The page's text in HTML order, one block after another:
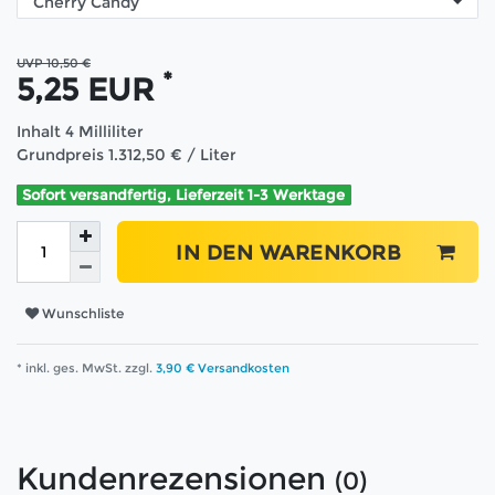
UVP 10,50 €
5,25 EUR *
Inhalt 4 Milliliter
Grundpreis 1.312,50 € / Liter
Sofort versandfertig, Lieferzeit 1-3 Werktage
IN DEN WARENKORB
Wunschliste
* inkl. ges. MwSt. zzgl. 3,90 € Versandkosten
Kundenrezensionen (0)